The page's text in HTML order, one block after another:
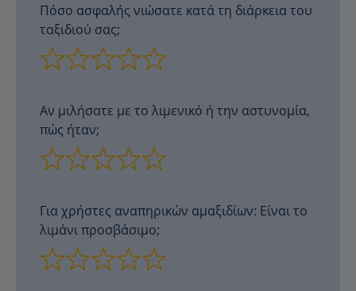
Πόσο ασφαλής νιώσατε κατά τη διάρκεια του
ταξιδιού σας;
Αν μιλήσατε με το λιμενικό ή την αστυνομία,
πώς ήταν;
Για χρήστες αναπηρικών αμαξιδίων: Είναι το
λιμάνι προσβάσιμο;